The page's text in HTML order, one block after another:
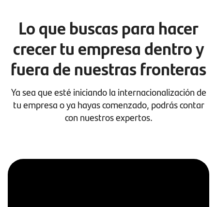
Lo que buscas para hacer
crecer tu empresa dentro y
fuera de nuestras fronteras
Ya sea que esté iniciando la internacionalización de
tu empresa o ya hayas comenzado, podrás contar
con nuestros expertos.